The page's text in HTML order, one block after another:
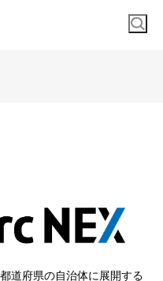
道府県の自治体に展開する